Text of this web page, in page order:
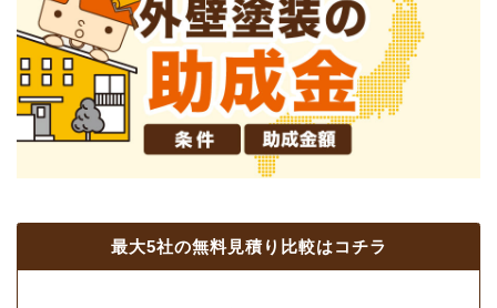
最大5社の無料見積り比較はコチラ